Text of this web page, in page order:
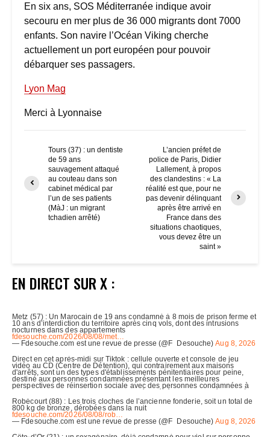
En six ans, SOS Méditerranée indique avoir
secouru en mer plus de 36 000 migrants dont 7000
enfants. Son navire l’Océan Viking cherche
actuellement un port européen pour pouvoir
débarquer ses passagers.
Lyon Mag
Merci à Lyonnaise
Tours (37) : un dentiste
de 59 ans
sauvagement attaqué
au couteau dans son
cabinet médical par
l’un de ses patients
(MàJ : un migrant
tchadien arrêté)
L’ancien préfet de
police de Paris, Didier
Lallement, à propos
des clandestins : « La
réalité est que, pour ne
pas devenir délinquant
après être arrivé en
France dans des
situations chaotiques,
vous devez être un
saint »
EN DIRECT SUR X :